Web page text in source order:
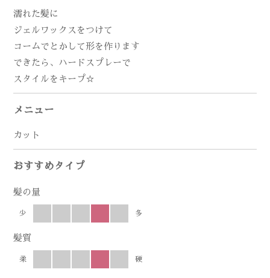
濡れた髪に
ジェルワックスをつけて
コームでとかして形を作ります
できたら、ハードスプレーで
スタイルをキープ☆
メニュー
カット
おすすめタイプ
髪の量
少 多
髪質
柔 硬